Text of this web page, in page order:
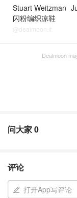
Stuart Weitzman
闪粉编织凉鞋
@dealmoon.it
Dealmoon
问大家0
评论
打开App写评论